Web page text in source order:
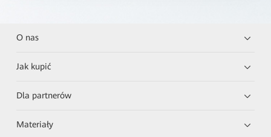
O nas
Jak kupić
Dla partnerów
Materiały